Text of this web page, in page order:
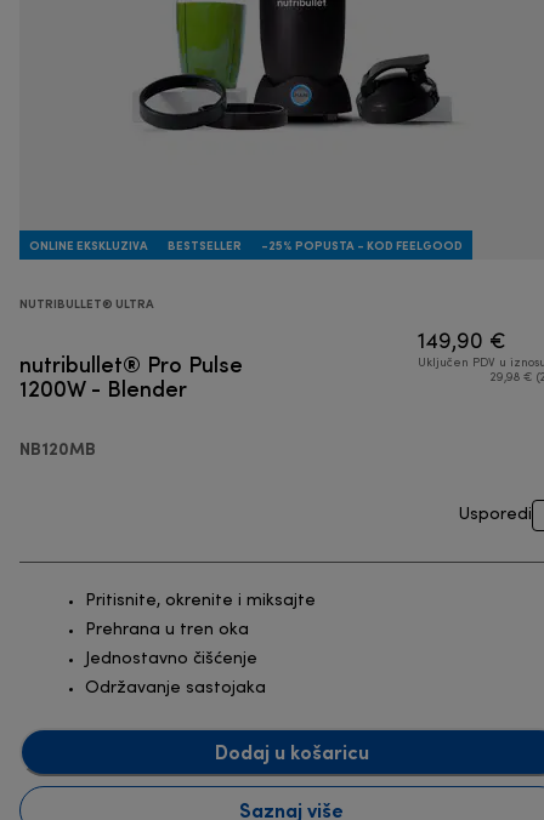
ONLINE EKSKLUZIVA BESTSELLER -25% POPUSTA - KOD FEELGOOD
NUTRIBULLET® ULTRA
nutribullet® Pro Pulse
1200W - Blender
NB120MB
149,90 €
Uključen PDV u
29,98 €
Usporedi
Pritisnite, okrenite i miksajte
Prehrana u tren oka
Jednostavno čišćenje
Održavanje sastojaka
Dodaj u košaricu
Saznaj više